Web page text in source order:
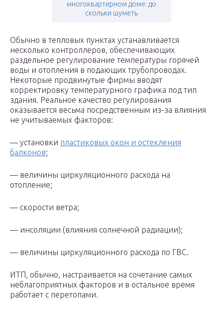
многоквартирном доме: до
скольки шуметь
Обычно в тепловых пунктах устанавливается
несколько контроллеров, обеспечивающих
раздельное регулирование температуры горячей
воды и отопления в подающих трубопроводах.
Некоторые продвинутые фирмы вводят
корректировку температурного графика под тип
здания. Реальное качество регулирования
оказывается весьма посредственным из-за влияния
не учитываемых факторов:
— установки пластиковых окон и остекления
балконов;
— величины циркуляционного расхода на
отопление;
— скорости ветра;
— инсоляции (влияния солнечной радиации);
— величины циркуляционного расхода по ГВС.
ИТП, обычно, настраивается на сочетание самых
неблагоприятных факторов и в остальное время
работает с перетопами.